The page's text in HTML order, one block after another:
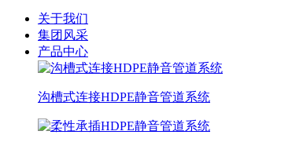
关于我们
集团风采
产品中心
沟槽式连接HDPE静音管道系统